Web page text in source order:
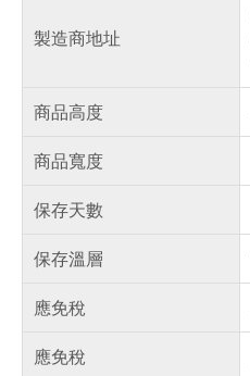
製造商地址
商品高度
商品寬度
保存天數
保存溫層
應免稅
應免稅